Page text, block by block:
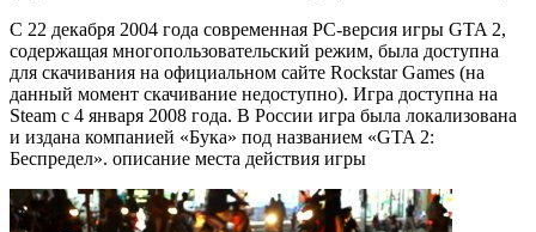
С 22 декабря 2004 года современная PC-версия игры GTA 2,
содержащая многопользовательский режим, была доступна
для скачивания на официальном сайте Rockstar Games (на
данный момент скачивание недоступно). Игра доступна на
Steam с 4 января 2008 года. В России игра была локализована
и издана компанией «Бука» под названием «GTA 2:
Беспредел». описание места действия игры